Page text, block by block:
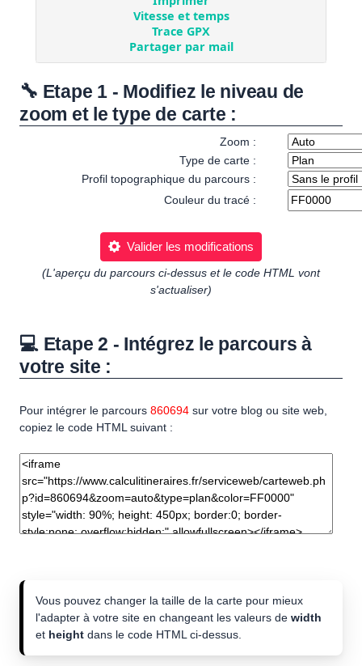
🔧 Etape 1 - Modifiez le niveau de
zoom et le type de carte :
Zoom :
Type de carte :
Profil topographique du parcours :
Couleur du tracé :
Valider les modifications
(L'aperçu du parcours ci-dessus et le code HTML vont
s'actualiser)
💻 Etape 2 - Intégrez le parcours à
votre site :
Pour intégrer le parcours 860694 sur votre blog ou site web,
copiez le code HTML suivant :
Vous pouvez changer la taille de la carte pour mieux
l'adapter à votre site en changeant les valeurs de width
et height dans le code HTML ci-dessus.